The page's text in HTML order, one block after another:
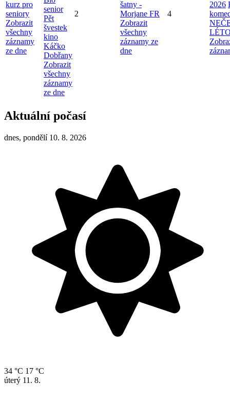
kurz pro
seniory
Zobrazit
všechny
záznamy
ze dne
senior
Pět
švestek
kino
Káčko
Dobřany
Zobrazit
všechny
záznamy
ze dne
2
šatny -
Morjane FR
Zobrazit
všechny
záznamy ze
dne
4
2026
Aktuální počasí
dnes, pondělí 10. 8. 2026
34 °C 17 °C
úterý 11. 8.